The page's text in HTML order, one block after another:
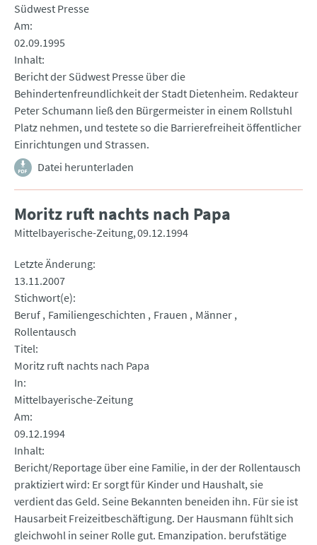
Südwest Presse
Am
02.09.1995
Inhalt
Bericht der Südwest Presse über die
Behindertenfreundlichkeit der Stadt Dietenheim. Redakteur
Peter Schumann ließ den Bürgermeister in einem Rollstuhl
Platz nehmen, und testete so die Barrierefreiheit öffentlicher
Einrichtungen und Strassen.
Datei herunterladen
Moritz ruft nachts nach Papa
Mittelbayerische-Zeitung 09.12.1994
Letzte Änderung
13.11.2007
Stichwort(e)
Beruf Familiengeschichten Frauen
Männer
Rollentausch
Titel
Moritz ruft nachts nach Papa
In
Mittelbayerische-Zeitung
Am
09.12.1994
Inhalt
Bericht/Reportage über eine Familie, in der der Rollentausch
praktiziert wird: Er sorgt für Kinder und Haushalt, sie
verdient das Geld. Seine Bekannten beneiden ihn. Für sie ist
Hausarbeit Freizeitbeschäftigung. Der Hausmann fühlt sich
gleichwohl in seiner Rolle gut. Emanzipation. berufstätige